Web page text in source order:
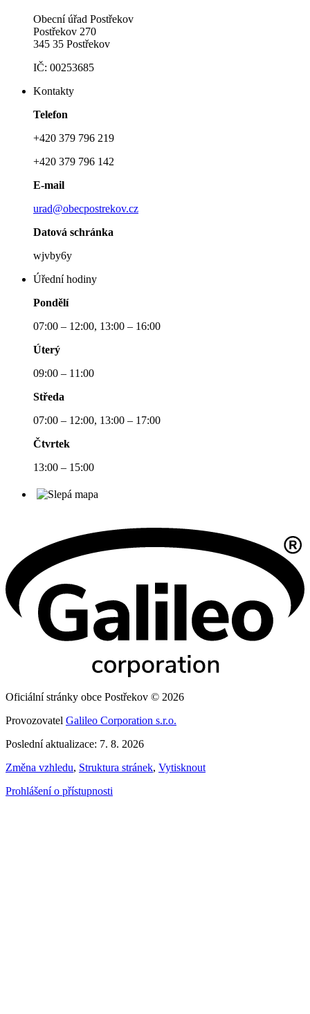
Obecní úřad Postřekov
Postřekov 270
345 35 Postřekov
IČ: 00253685
Kontakty
Telefon
+420 379 796 219
+420 379 796 142
E-mail
urad@obecpostrekov.cz
Datová schránka
wjvby6y
Úřední hodiny
Pondělí
07:00 – 12:00, 13:00 – 16:00
Úterý
09:00 – 11:00
Středa
07:00 – 12:00, 13:00 – 17:00
Čtvrtek
13:00 – 15:00
Oficiální stránky obce Postřekov © 2026
Provozovatel Galileo Corporation s.r.o.
Poslední aktualizace: 7. 8. 2026
Změna vzhledu, Struktura stránek, Vytisknout
Prohlášení o přístupnosti